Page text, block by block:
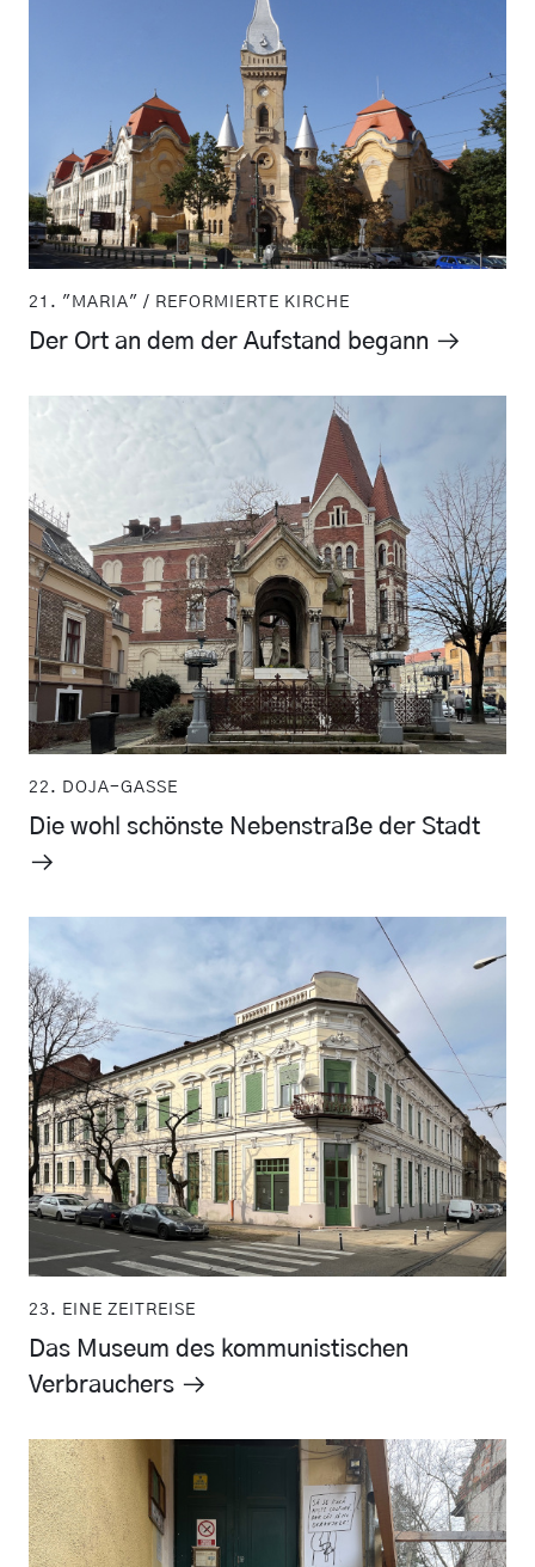
21. "MARIA" / REFORMIERTE KIRCHE
Der Ort an dem der Aufstand begann
22. DOJA-GASSE
Die wohl schönste Nebenstraße der Stadt
23. EINE ZEITREISE
Das Museum des kommunistischen
Verbrauchers